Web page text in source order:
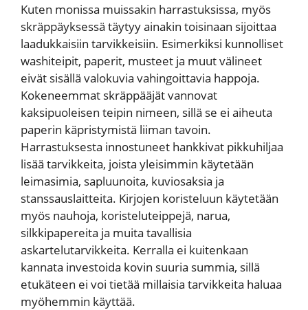
Kuten monissa muissakin harrastuksissa, myös
skräppäyksessä täytyy ainakin toisinaan sijoittaa
laadukkaisiin tarvikkeisiin. Esimerkiksi kunnolliset
washiteipit, paperit, musteet ja muut välineet
eivät sisällä valokuvia vahingoittavia happoja.
Kokeneemmat skräppääjät vannovat
kaksipuoleisen teipin nimeen, sillä se ei aiheuta
paperin käpristymistä liiman tavoin.
Harrastuksesta innostuneet hankkivat pikkuhiljaa
lisää tarvikkeita, joista yleisimmin käytetään
leimasimia, sapluunoita, kuviosaksia ja
stanssauslaitteita. Kirjojen koristeluun käytetään
myös nauhoja, koristeluteippejä, narua,
silkkipapereita ja muita tavallisia
askartelutarvikkeita. Kerralla ei kuitenkaan
kannata investoida kovin suuria summia, sillä
etukäteen ei voi tietää millaisia tarvikkeita haluaa
myöhemmin käyttää.